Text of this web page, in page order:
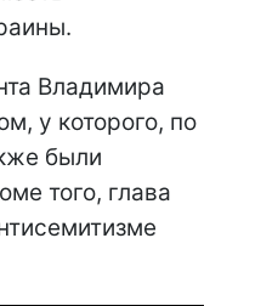
Владимира
у которого, по
были
того, глава